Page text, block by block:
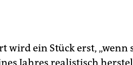
wird ein Stück erst,
Jahres realistisch